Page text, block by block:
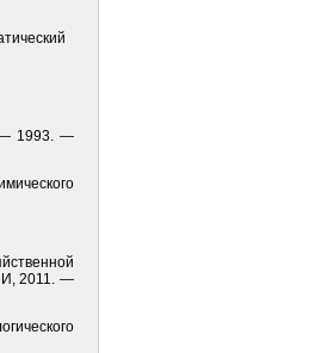
— 1993. —
2011. —